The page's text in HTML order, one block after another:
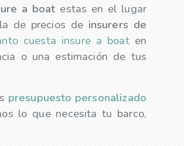
a boat estas en el lugar
de precios de insurers de
cuesta insure a boat en
o una estimación de tus
presupuesto personalizado
lo que necesita tu barco,